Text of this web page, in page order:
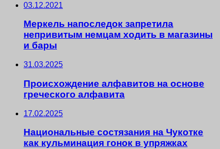
03.12.2021
Меркель напоследок запретила
непривитым немцам ходить в магазины
и бары
31.03.2025
Происхождение алфавитов на основе
греческого алфавита
17.02.2025
Национальные состязания на Чукотке
как кульминация гонок в упряжках